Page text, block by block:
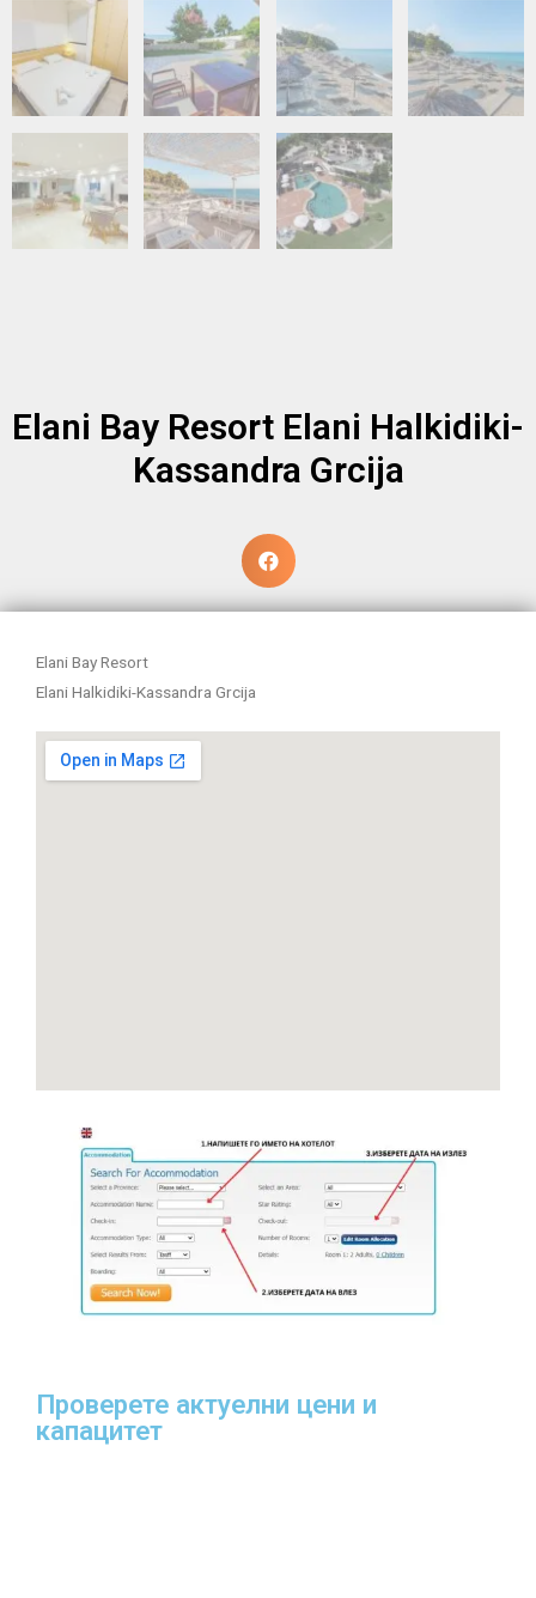
Elani Bay Resort Elani Halkidiki-
Kassandra Grcija
Elani Bay Resort
Elani Halkidiki-Kassandra Grcija
Проверете актуелни цени и
капацитет​